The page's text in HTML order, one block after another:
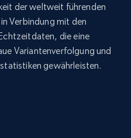
Manufacturer,
Jetzt anfangen
der weltweit führenden
Verbindung mit den
die eine
Variantenverfolgung und
gewährleisten.